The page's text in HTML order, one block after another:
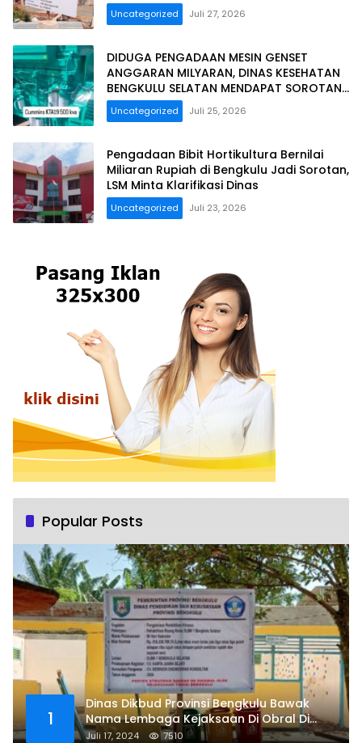
Uncategorized Juli 27, 2026
DIDUGA PENGADAAN MESIN GENSET
ANGGARAN MILYARAN, DINAS KESEHATAN
BENGKULU SELATAN MENDAPAT SOROTAN
MASYARAKAT RELASI PUBLIK.
Uncategorized Juli 25, 2026
Pengadaan Bibit Hortikultura Bernilai
Miliaran Rupiah di Bengkulu Jadi Sorotan,
LSM Minta Klarifikasi Dinas
Uncategorized Juli 23, 2026
Popular Posts
1
Dinas Dikbud Provinsi Bengkulu Bawak
Nama Lembaga Kejaksaan Di Obral Di
Papan Nama Proyek, Ada Apa?
Juli 17, 2024 7510